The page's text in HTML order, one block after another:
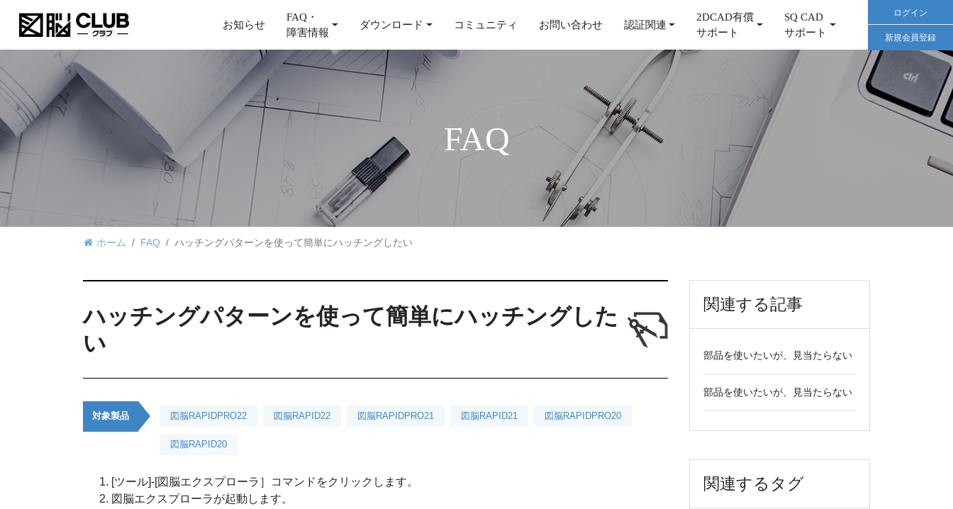
お知らせ
FAQ・
障害情報
ダウンロード コミュニティ お問い合わせ 認証関連
2DCAD有償
サポート
SQ CAD
サポート
ログイン
新規会員登録
FAQ
ホーム FAQ ハッチングパターンを使って簡単にハッチングしたい
ハッチングパターンを使って簡単にハッチングした
い
対象製品 図脳RAPIDPRO22 図脳RAPID22 図脳RAPIDPRO21 図脳RAPID21 図脳RAPIDPRO20
図脳RAPID20
[ツール]-[図脳エクスプローラ］コマンドをクリックします。
図脳エクスプローラが起動します。
関連する記事
部品を使いたいが、見当たらない
部品を使いたいが、見当たらない
関連するタグ